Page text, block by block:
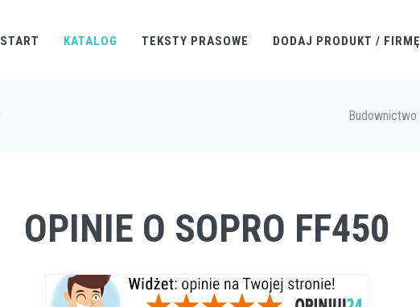
START KATALOG TEKSTY PRASOWE DODAJ PRODUKT / FIRMĘ
Budownictwo
OPINIE O SOPRO FF450